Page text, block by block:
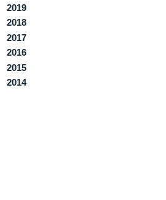
2019
2018
2017
2016
2015
2014